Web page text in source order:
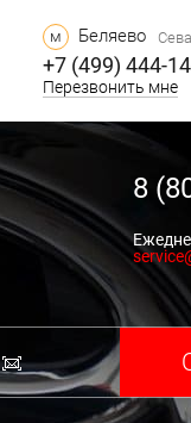
м Беляево
+7 (499) 444-
Перезвонить мне
8